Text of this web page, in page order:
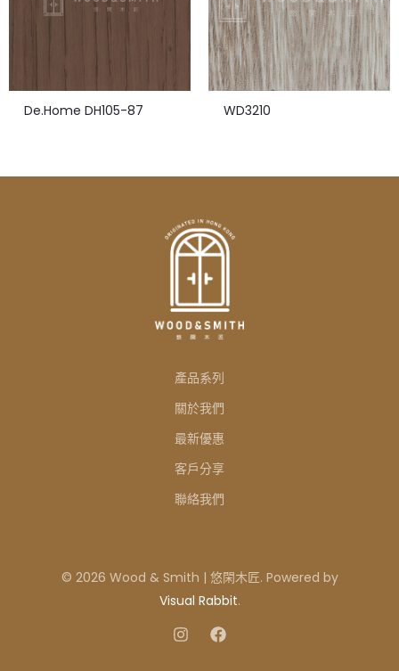
De.Home DH105-87 WD3210
產品系列
關於我們
最新優惠
客戶分享
聯絡我們
© 2026 Wood & Smith | 悠閑木匠. Powered by
Visual Rabbit.